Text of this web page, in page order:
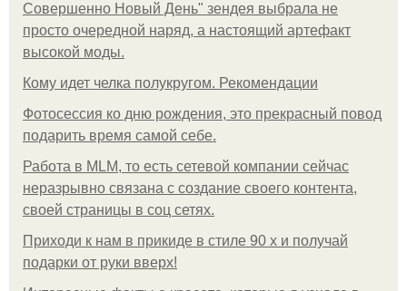
Совершенно Новый День" зендея выбрала не
просто очередной наряд, а настоящий артефакт
высокой моды.
Кому идет челка полукругом. Рекомендации
Фотосессия ко дню рождения, это прекрасный повод
подарить время самой себе.
Работа в MLM, то есть сетевой компании сейчас
неразрывно связана с создание своего контента,
своей страницы в соц сетях.
Приходи к нам в прикиде в стиле 90 х и получай
подарки от руки вверх!